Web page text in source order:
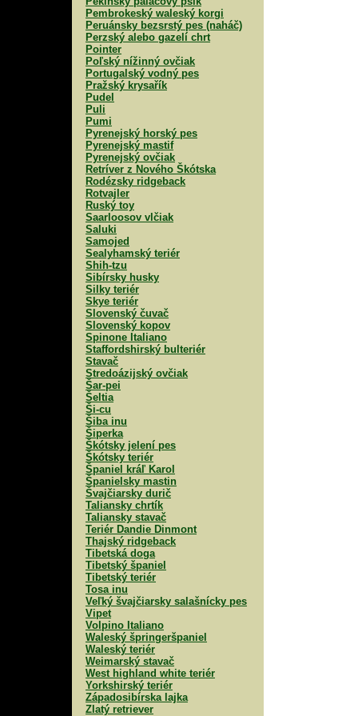
Pembrokeský waleský korgi
Peruánsky bezsrstý pes (naháč)
Perzský alebo gazelí chrt
Pointer
Poľský nížinný ovčiak
Portugalský vodný pes
Pražský krysařík
Pudel
Puli
Pumi
Pyrenejský horský pes
Pyrenejský mastif
Pyrenejský ovčiak
Retríver z Nového Škótska
Rodézsky ridgeback
Rotvajler
Ruský toy
Saarloosov vlčiak
Saluki
Samojed
Sealyhamský teriér
Shih-tzu
Sibírsky husky
Silky teriér
Skye teriér
Slovenský čuvač
Slovenský kopov
Spinone Italiano
Staffordshirský bulteriér
Stavač
Stredoázijský ovčiak
Šar-pei
Šeltia
Ši-cu
Šiba inu
Šiperka
Škótsky jelení pes
Škótsky teriér
Španiel kráľ Karol
Španielsky mastin
Švajčiarsky durič
Taliansky chrtík
Taliansky stavač
Teriér Dandie Dinmont
Thajský ridgeback
Tibetská doga
Tibetský španiel
Tibetský teriér
Tosa inu
Veľký švajčiarsky salašnícky pes
Vipet
Volpino Italiano
Waleský špringeršpaniel
Waleský teriér
Weimarský stavač
West highland white teriér
Yorkshirský teriér
Západosibírska lajka
Zlatý retriever